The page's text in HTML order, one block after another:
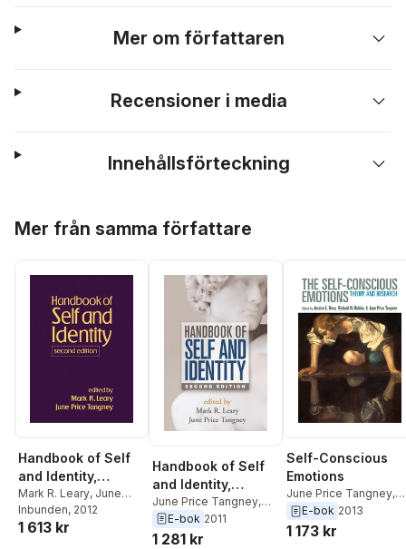
Mer om författaren
Recensioner i media
Innehållsförteckning
Mer från samma författare
Handbook of Self
and Identity,
Second Edition
Mark R. Leary, June
Price Tangney
Inbunden, 2012
1 613 kr
Handbook of Self
and Identity,
Second Edition
June Price Tangney,
Mark R. Leary
E-bok 2011
1 281 kr
Self-Conscious
Emotions
June Price Tangney,
Richard W. Robins
Jessica L. Tracy
E-bok 2013
1 173 kr